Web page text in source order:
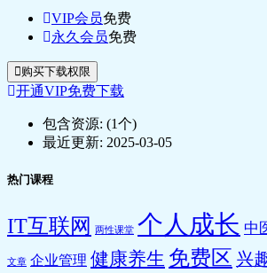
🎥 37_5学会借力！让别人花
_ev.mp4
造爆品_ev.mp4
🎥 39_1什么是关键词-怎样确
🎥 40_2关键词分类分组法则
词+长尾词）_ev.mp4
营没有真正掌握_ev.mp4
（包含表格工具应用）
VIP会员免费
永久会员免费
购买下载权限
开通VIP免费下载
包含资源: (1个)
最近更新: 2025-03-05
热门课程
IT互联网 两性课堂 个人成长 中
文章 企业管理 健康养生 免费区 兴